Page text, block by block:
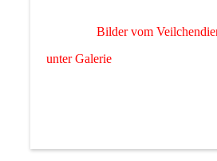
Bilder vom
unter Galerie